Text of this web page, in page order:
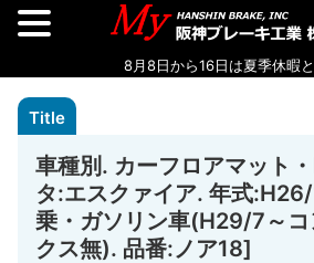
車種別. カーフロアマット
タ:エスクァイア. 年式
乗・ガソリン車(H29/7～コ
クス無). 品番:ノア18]